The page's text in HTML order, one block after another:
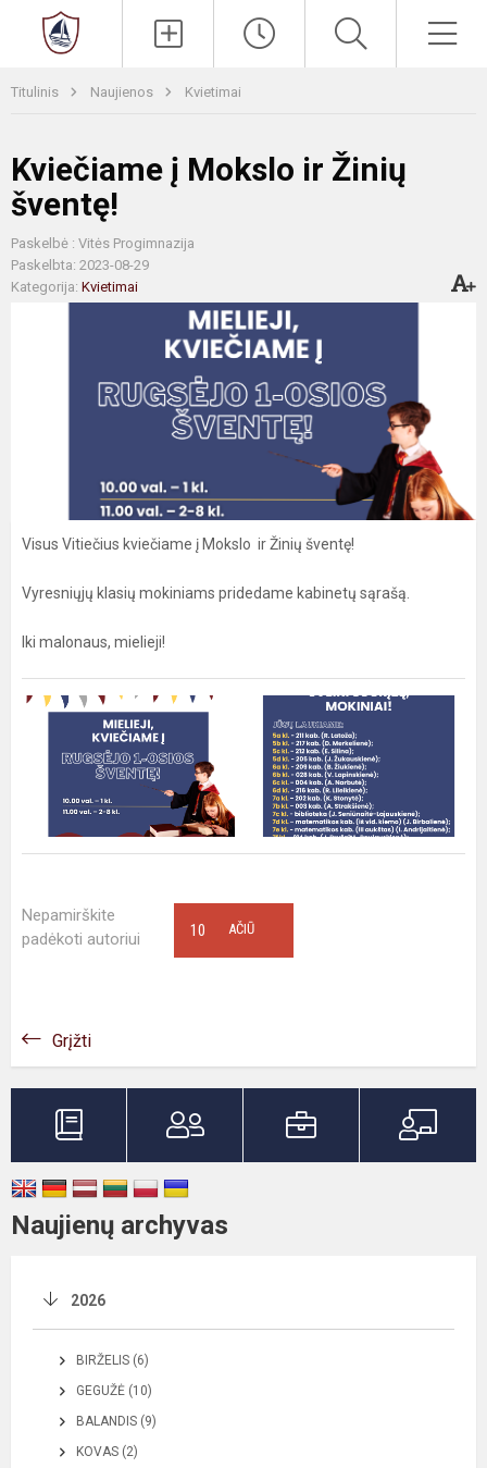
Titulinis Naujienos Kvietimai
Kviečiame į Mokslo ir Žinių
šventę!
Paskelbė : Vitės Progimnazija
Paskelbta: 2023-08-29
Kategorija: Kvietimai
Visus Vitiečius kviečiame į Mokslo ir Žinių šventę!
Vyresniųjų klasių mokiniams pridedame kabinetų sąrašą.
Iki malonaus, mielieji!
Nepamirškite
padėkoti autoriui
AČIŪ
10
Grįžti
Naujienų archyvas
2026
BIRŽELIS (6)
GEGUŽĖ (10)
BALANDIS (9)
KOVAS (2)